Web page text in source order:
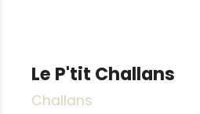
Le P'tit Challans
Challans